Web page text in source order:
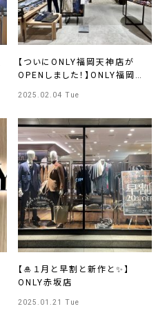
【ついにONLY福岡天神店が
OPENしました！】ONLY福岡天
2025.02.04 Tue
【🎍１月と早割と新作と✨】
ONLY赤坂店
2025.01.21 Tue